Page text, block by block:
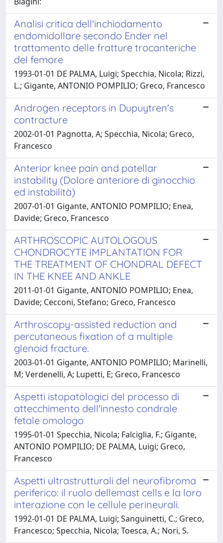
Analisi critica dell'inchiodamento
endomidollare secondo Ender nel
trattamento delle fratture trocanteriche
del femore
1993-01-01 DE PALMA, Luigi; Specchia, Nicola; Rizzi,
L.; Gigante, ANTONIO POMPILIO; Greco, Francesco
Androgen receptors in Dupuytren's
contracture
2002-01-01 Pagnotta, A; Specchia, Nicola; Greco,
Francesco
Anterior knee pain and patellar
instability (Dolore anteriore di ginocchio
ed instabilità)
2007-01-01 Gigante, ANTONIO POMPILIO; Enea,
Davide; Greco, Francesco
ARTHROSCOPIC AUTOLOGOUS
CHONDROCYTE IMPLANTATION FOR
THE TREATMENT OF CHONDRAL DEFECT
IN THE KNEE AND ANKLE
2011-01-01 Gigante, ANTONIO POMPILIO; Enea,
Davide; Cecconi, Stefano; Greco, Francesco
Arthroscopy-assisted reduction and
percutaneous fixation of a multiple
glenoid fracture.
2003-01-01 Gigante, ANTONIO POMPILIO; Marinelli,
M; Verdenelli, A; Lupetti, E; Greco, Francesco
Aspetti istopatologici del processo di
attecchimento dell'innesto condrale
fetale omologo
1995-01-01 Specchia, Nicola; Falciglia, F.; Gigante,
ANTONIO POMPILIO; DE PALMA, Luigi; Greco,
Francesco
Aspetti ultrastrutturali del neurofibroma
periferico: il ruolo dellemast cells e la loro
interazione con le cellule perineurali.
1992-01-01 DE PALMA, Luigi; Sanguinetti, C.; Greco,
Francesco; Specchia, Nicola; Toesca, A.; Nori, S.